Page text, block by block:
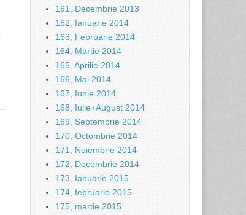
161, Decembrie 2013
162, Ianuarie 2014
163, Februarie 2014
164, Martie 2014
165, Aprilie 2014
166, Mai 2014
167, Iunie 2014
168, Iulie+August 2014
169, Septembrie 2014
170, Octombrie 2014
171, Noiembrie 2014
172, Decembrie 2014
173, Ianuarie 2015
174, februarie 2015
175, martie 2015